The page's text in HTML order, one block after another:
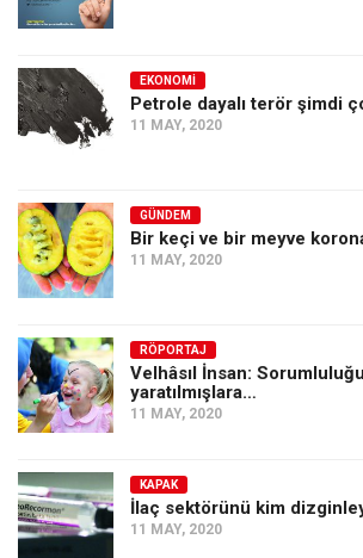
Manzara
Gıda-Beslenme
Hayat
Siyaset
Dünya
Afrika
İslam Dünyası
Avustralya
Tarih
EKONOMI
Petrole dayalı terör şimdi
11 MAY, 2020
GÜNDEM
Bir keçi ve bir meyve
11 MAY, 2020
RÖPORTAJ
Velhâsıl İnsan:
yaratılmışlara…
11 MAY, 2020
KAPAK
İlaç sektörünü kim
11 MAY, 2020